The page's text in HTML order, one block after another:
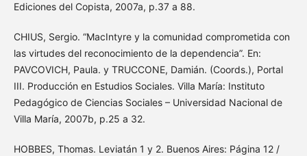
Ediciones del Copista, 2007a, p.37 a 88.
CHIUS, Sergio. “MacIntyre y la comunidad comprometida con
las virtudes del reconocimiento de la dependencia”. En:
PAVCOVICH, Paula. y TRUCCONE, Damián. (Coords.), Portal
III. Producción en Estudios Sociales. Villa María: Instituto
Pedagógico de Ciencias Sociales – Universidad Nacional de
Villa María, 2007b, p.25 a 32.
HOBBES, Thomas. Leviatán 1 y 2. Buenos Aires: Página 12 /